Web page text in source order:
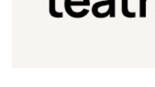
Laboratorio